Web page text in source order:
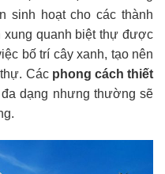
sinh hoạt cho các thành
xung quanh biệt thự được
bố trí cây xanh, tạo nên
Cácphong cách thiết
dạng nhưng thường sẽ